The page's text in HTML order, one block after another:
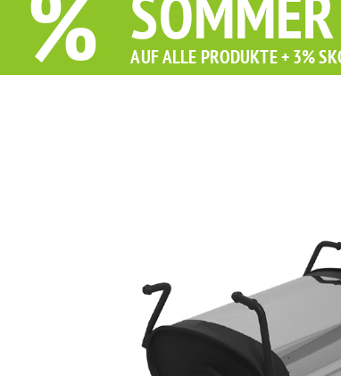
% AUF ALLE PRODUKTE + 3%
Sie erhalten Sie beim Kauf diesen